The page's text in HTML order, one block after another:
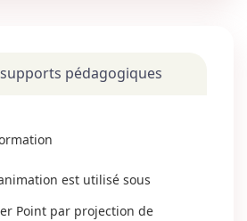
pédagogiques
est utilisé sous
Point par projection de